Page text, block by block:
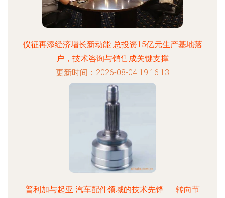
仪征再添经济增长新动能 总投资15亿元生产基地落
户，技术咨询与销售成关键支撑
更新时间：2026-08-04 19:16:13
普利加与起亚 汽车配件领域的技术先锋——转向节